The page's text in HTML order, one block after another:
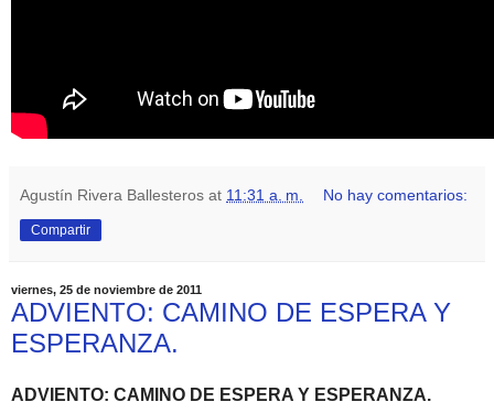
Agustín Rivera Ballesteros at 11:31 a. m. No hay comentarios:
Compartir
viernes, 25 de noviembre de 2011
ADVIENTO: CAMINO DE ESPERA Y
ESPERANZA.
ADVIENTO: CAMINO DE ESPERA Y ESPERANZA.